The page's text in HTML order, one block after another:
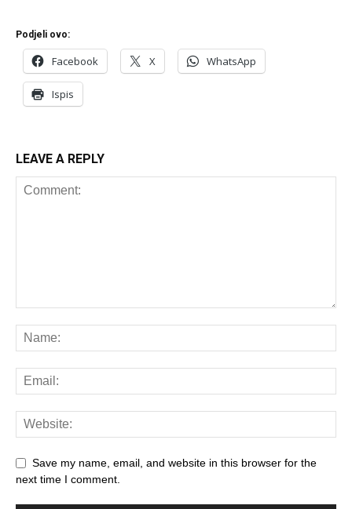
Podjeli ovo:
Facebook X WhatsApp
Ispis
LEAVE A REPLY
Save my name, email, and website in this browser for the
next time I comment.